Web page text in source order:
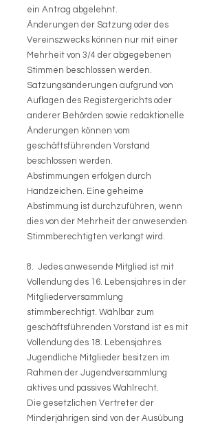
ein Antrag abgelehnt.
Änderungen der Satzung oder des
Vereinszwecks können nur mit einer
Mehrheit von 3/4 der abgegebenen
Stimmen beschlossen werden.
Satzungsänderungen aufgrund von
Auflagen des Registergerichts oder
anderer Behörden sowie redaktionelle
Änderungen können vom
geschäftsführenden Vorstand
beschlossen werden.
Abstimmungen erfolgen durch
Handzeichen. Eine geheime
Abstimmung ist durchzuführen, wenn
dies von der Mehrheit der anwesenden
Stimmberechtigten verlangt wird.
8. Jedes anwesende Mitglied ist mit
Vollendung des 16. Lebensjahres in der
Mitgliederversammlung
stimmberechtigt. Wählbar zum
geschäftsführenden Vorstand ist es mit
Vollendung des 18. Lebensjahres.
Jugendliche Mitglieder besitzen im
Rahmen der Jugendversammlung
aktives und passives Wahlrecht.
Die gesetzlichen Vertreter der
Minderjährigen sind von der Ausübung